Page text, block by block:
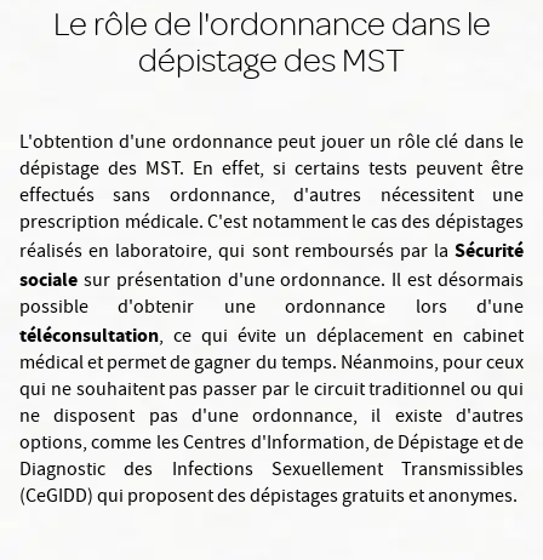
Le rôle de l'ordonnance dans le
dépistage des MST
L'obtention d'une ordonnance peut jouer un rôle clé dans le
dépistage des MST. En effet, si certains tests peuvent être
effectués sans ordonnance, d'autres nécessitent une
prescription médicale. C'est notamment le cas des dépistages
réalisés en laboratoire, qui sont remboursés par la Sécurité
sociale sur présentation d'une ordonnance. Il est désormais
possible d'obtenir une ordonnance lors d'une
téléconsultation, ce qui évite un déplacement en cabinet
médical et permet de gagner du temps. Néanmoins, pour ceux
qui ne souhaitent pas passer par le circuit traditionnel ou qui
ne disposent pas d'une ordonnance, il existe d'autres
options, comme les Centres d'Information, de Dépistage et de
Diagnostic des Infections Sexuellement Transmissibles
(CeGIDD) qui proposent des dépistages gratuits et anonymes.